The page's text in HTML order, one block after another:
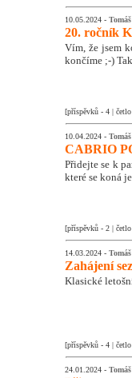
10.05.2024 -
20. ročník
Vím, že jsem
končíme ;-)
[příspěvků - 4 |
10.04.2024 -
CABRIO
Přidejte se k
které se koná
[příspěvků - 2 |
14.03.2024 -
Zahájení
Klasické
[příspěvků - 4 |
24.01.2024 -